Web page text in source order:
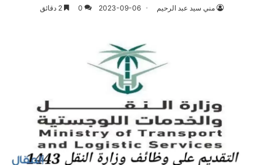
مني سيد عبد الرحيم 2023-09-06
0 2 دقائق